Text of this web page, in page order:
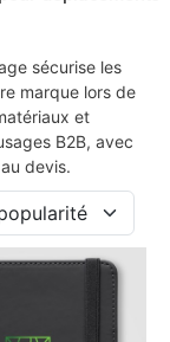
sécurise les
marque lors de
et
B2B, avec
devis.